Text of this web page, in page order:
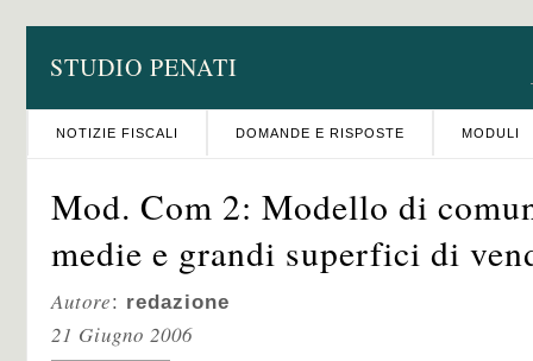
STUDIO PENATI
NOTIZIE FISCALI DOMANDE E RISPOSTE MODULI
Mod. Com 2: Modello di
medie e grandi superfici di
Autore: redazione
21 Giugno 2006